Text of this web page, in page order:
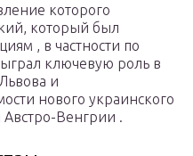
которого
который был
, в частности по
ключевую роль в
и
нового украинского
Австро-Венгрии .